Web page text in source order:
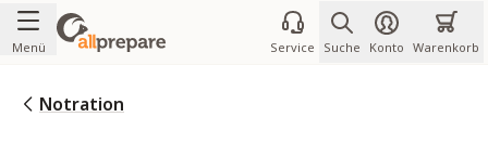
Zum Inhalt springen
Menü Service Suche Konto Warenkorb
Notration